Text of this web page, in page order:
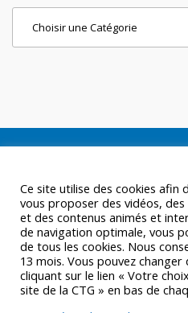
Ce site utilise des cookies afin
vous proposer des vidéos,
et des contenus animés et
de navigation optimale, vous
de tous les cookies. Nous
13 mois. Vous pouvez
cliquant sur le lien « Votre
site de la CTG » en bas de